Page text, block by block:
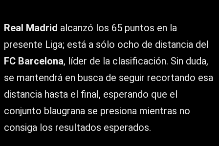
Real Madrid alcanzó los 65 puntos en la
presente Liga; está a sólo ocho de distancia del
FC Barcelona, líder de la clasificación. Sin duda,
se mantendrá en busca de seguir recortando esa
distancia hasta el final, esperando que el
conjunto blaugrana se presiona mientras no
consiga los resultados esperados.